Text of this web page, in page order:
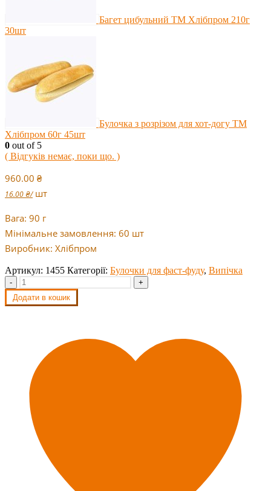
Багет цибульний ТМ Хлібпром 210г
30шт
Булочка з розрізом для хот-догу ТМ
Хлібпром 60г 45шт
0 out of 5
( Відгуків немає, поки що. )
960.00 ₴
16.00₴/ шт
Вага: 90 г
Мінімальне замовлення: 60 шт
Виробник: Хлібпром
Артикул: 1455 Категорії: Булочки для фаст-фуду, Випічка
-
+
Додати в кошик